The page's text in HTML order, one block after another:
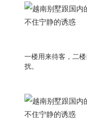
一楼用来待客，二
扰。